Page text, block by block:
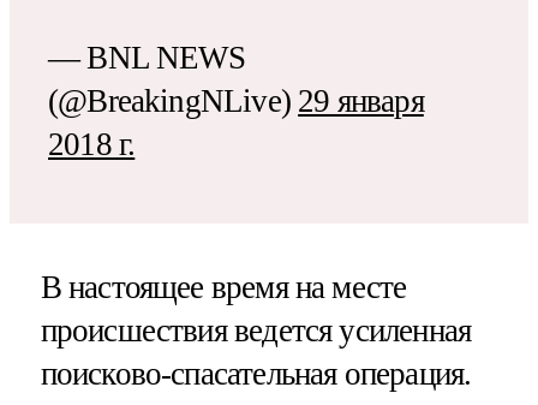
— BNL NEWS
(@BreakingNLive) 29 января
2018 г.
В настоящее время на месте
происшествия ведется усиленная
поисково-спасательная операция.